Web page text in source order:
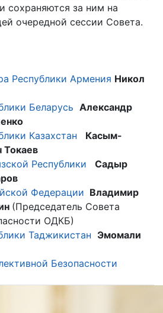
сохраняются за ним на
очередной сессии Совета.
Республики Армения Никол
Беларусь Александр
Казахстан
Касым-
Токаев
Республики
Садыр
Федерации Владимир
(Председатель Совета
ОДКБ)
Таджикистан Эмомали
Безопасности